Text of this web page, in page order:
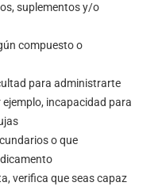
suplementos y/o
compuesto o
para administrarte
incapacidad para
o que
verifica que seas capaz